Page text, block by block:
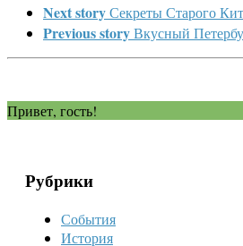
Next storyСекреты Старого
Previous storyВкусный
Привет, гость!
Рубрики
События
История